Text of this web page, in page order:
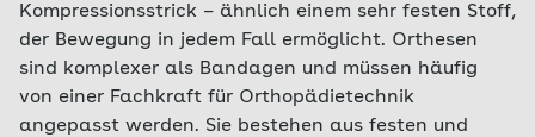
Kompressionsstrick – ähnlich einem sehr festen Stoff,
der Bewegung in jedem Fall ermöglicht. Orthesen
sind komplexer als Bandagen und müssen häufig
von einer Fachkraft für Orthopädietechnik
angepasst werden. Sie bestehen aus festen und